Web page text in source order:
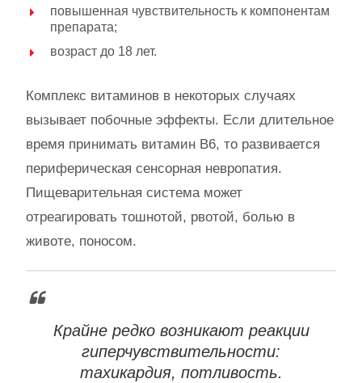
повышенная чувствительность к компонентам
препарата;
возраст до 18 лет.
Комплекс витаминов в некоторых случаях
вызывает побочные эффекты. Если длительное
время принимать витамин B6, то развивается
периферическая сенсорная невропатия.
Пищеварительная система может
отреагировать тошнотой, рвотой, болью в
животе, поносом.
Крайне редко возникают реакции
гиперчувствительности:
тахикардия, потливость.